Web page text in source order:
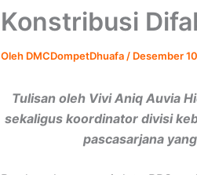
Konstribusi
Oleh DMCDompetDhuafa / Desember
Tulisan oleh Vivi Aniq Auvia
sekaligus koordinator divisi
pascasarjana